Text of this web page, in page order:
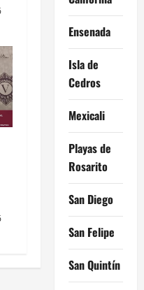
Ensenada
Isla de
Cedros
Mexicali
Playas de
Rosarito
San Diego
San Felipe
San Quintín